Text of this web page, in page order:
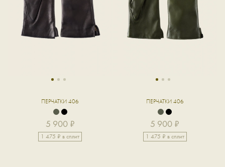
1 2 3
ПЕРЧАТКИ 406
5 900 ₽
1 475 ₽ в сплит
1 2 3
ПЕРЧАТКИ 406
5 900 ₽
1 475 ₽ в сплит